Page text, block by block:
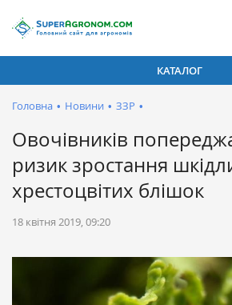
КАТАЛОГ
Головна • Новини • ЗЗР •
Овочівників
ризик зростання
хрестоцвітих блішок
18 квітня 2019, 09:20